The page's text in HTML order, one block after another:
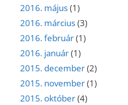
2016. május(1)
2016. március(3)
2016. február(1)
2016. január(1)
2015. december(2)
2015. november(1)
2015. október(4)